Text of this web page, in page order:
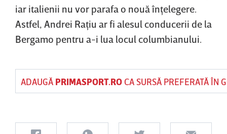
iar italienii nu vor parafa o nouă înţelegere.
Astfel, Andrei Raţiu ar fi alesul conducerii de la
Bergamo pentru a-i lua locul columbianului.
ADAUGĂ PRIMASPORT.ROCA SURSĂ PREFERATĂ ÎN